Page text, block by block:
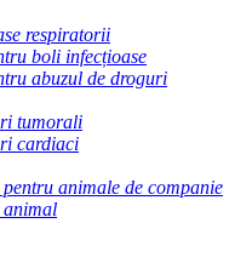
respiratorii
boli infecțioase
abuzul de droguri
tumorali
cardiaci
animale de companie
animal